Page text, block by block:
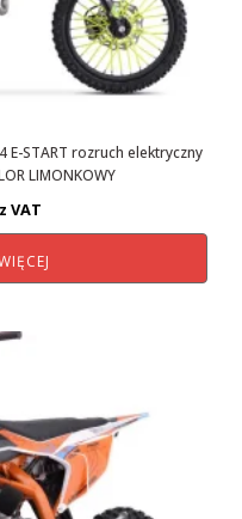
E-START rozruch elektryczny
LIMONKOWY
z VAT